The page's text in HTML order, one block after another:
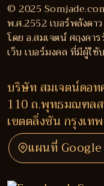
© 2025
พ.ศ.2552 เบอร์พลังดา
โดย อ.สมเจตน์ ศฤงคา
เว็บ เบอร์มงคล ที่มีผู้ใ
บริษัท สมเจตน์ดอท
110 ถ.พุทธมณฑลส
เขตตลิ่งชัน กรุงเทพ
แผนที่